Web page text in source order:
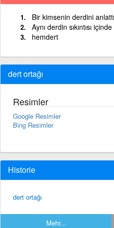
Bir kimsenin derdini
Aynı derdin sıkıntısı
hemdert
dert ortağı
Resimler
Google Resimler
Bing Resimler
Historie
dert ortağı
Mehr...